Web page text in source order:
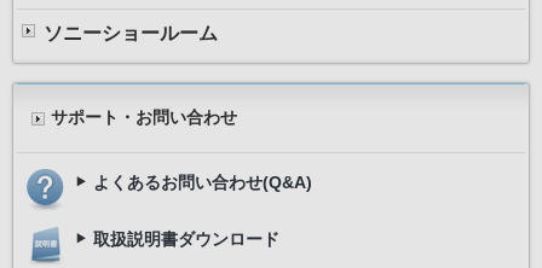
＊ レンズ交換式デジタルカメラにおいて。CIPA測定
装着時、シャッターボタンを押しこんでから露光開始ま
べ
ソニーショールーム
サポート・お問い合わせ
よくあるお問い合わせ(Q&A)
取扱説明書ダウンロード